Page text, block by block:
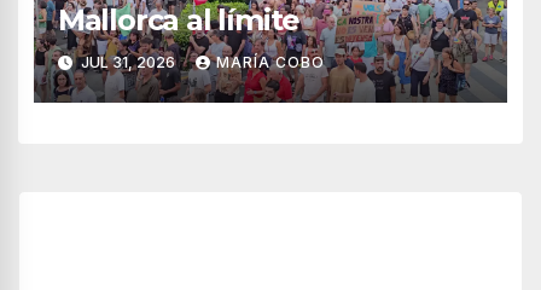
Mallorca al límite
JUL 31, 2026 MARÍA COBO